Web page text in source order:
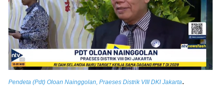
Pendeta (Pdt) Oloan Nainggolan, Praeses Distrik VIII DKI Jakarta.